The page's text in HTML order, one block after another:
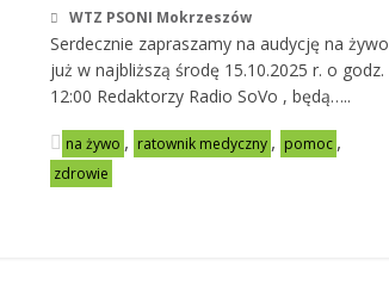
WTZ PSONI Mokrzeszów
Serdecznie zapraszamy na audycję na żywo
już w najbliższą środę 15.10.2025 r. o godz.
12:00 Redaktorzy Radio SoVo , będą…..
na żywo , ratownik medyczny , pomoc ,
zdrowie